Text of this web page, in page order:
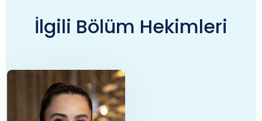
İlgili Bölüm Hekimleri